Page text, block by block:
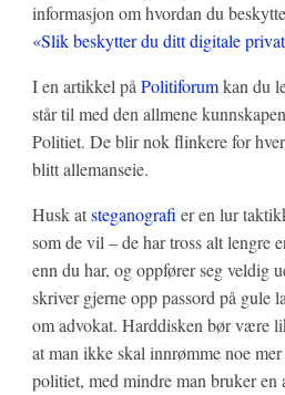
informasjon om hvordan du
«Slik beskytter du ditt digitale
I en artikkel på Politiforumkan du
står til med den allmene
Politiet. De blir nok flinkere for
blitt allemanseie.
Husk atsteganografi er en lur
som de vil – de har tross alt lengre
enn du har, og oppfører seg veldig
skriver gjerne opp passord på gule
om advokat. Harddisken bør være
at man ikke skal innrømme noe
politiet, med mindre man bruker en